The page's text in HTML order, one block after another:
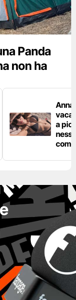
Panda
non ha
Anna
a